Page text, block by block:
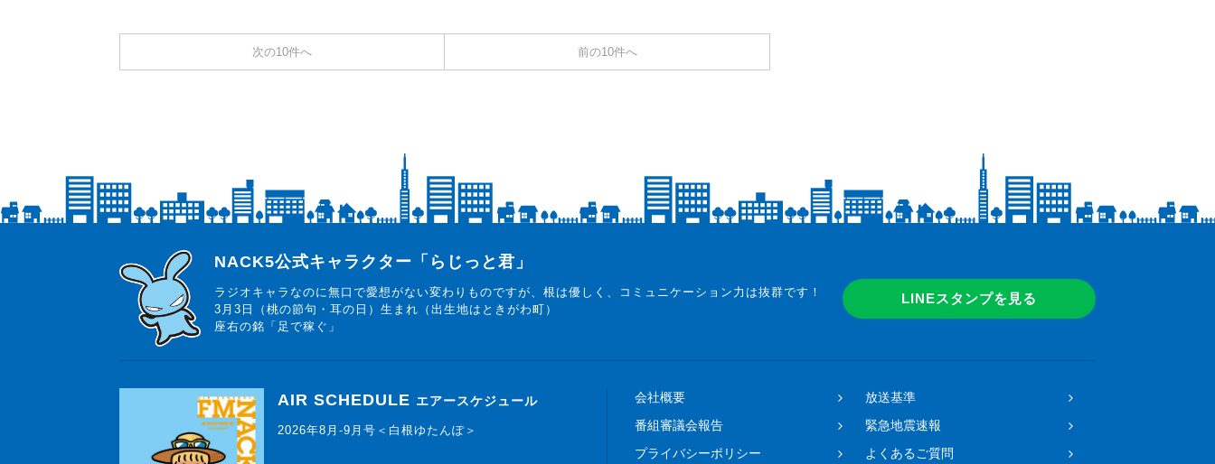
次の10件へ 前の10件へ
らじっと君
NACK5公式キャラクター「らじっと君」
ラジオキャラなのに無口で愛想がない変わりものですが、根は優しく、コミュニケーション力は抜群です！
3月3日（桃の節句・耳の日）生まれ（出生地はときがわ町）
座右の銘「足で稼ぐ」
LINEスタンプを見る
AIR SCHEDULE エアースケジュール
2026年8月-9月号＜白根ゆたんぽ＞
会社概要
放送基準
番組審議会報告
緊急地震速報
プライバシーポリシー
よくあるご質問